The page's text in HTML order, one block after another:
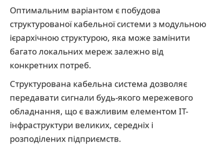
Оптимальним варіантом є побудова
структурованої кабельної системи з модульною
ієрархічною структурою, яка може замінити
багато локальних мереж залежно від
конкретних потреб.
Структурована кабельна система дозволяє
передавати сигнали будь-якого мережевого
обладнання, що є важливим елементом ІТ-
інфраструктури великих, середніх і
розподілених підприємств.